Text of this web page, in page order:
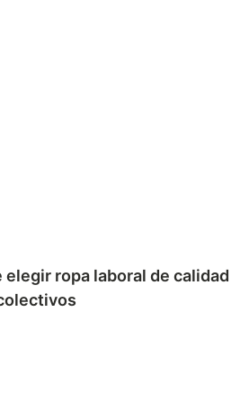
elegir ropa laboral de calidad